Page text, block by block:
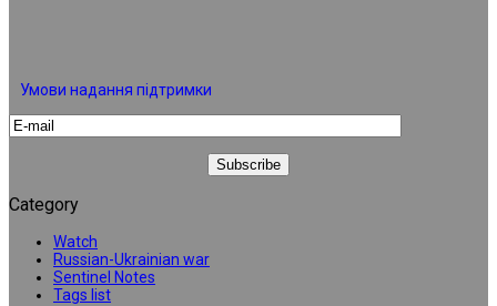
Умови надання підтримки
Category
Watch
Russian-Ukrainian war
Sentinel Notes
Tags list